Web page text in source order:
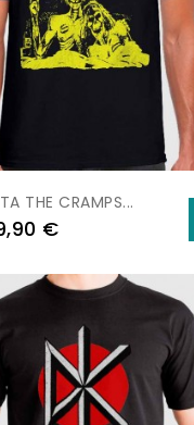
THE CRAMPS...
€